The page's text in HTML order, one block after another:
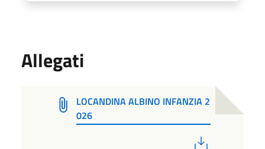
Allegati
LOCANDINA ALBINO INFANZIA 2
026